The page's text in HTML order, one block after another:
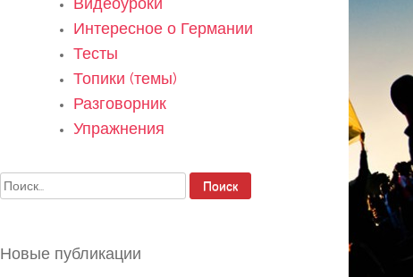
Интересное о Германии
Тесты
Топики (темы)
Разговорник
Упражнения
Найти:
Новые публикации